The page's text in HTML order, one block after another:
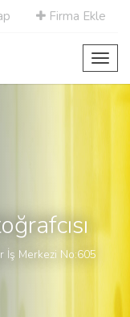
Firma Ekle
İş Merkezi No:605